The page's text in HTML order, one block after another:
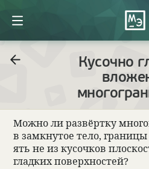
Кусочно
Можно ли раз­вёртку
в замкну­тое тело, гра­ницы
ять не из кусоч­ков
глад­ких поверх­но­стей?